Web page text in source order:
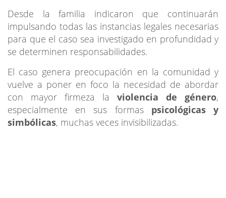
Desde la familia indicaron que continuarán
impulsando todas las instancias legales necesarias
para que el caso sea investigado en profundidad y
se determinen responsabilidades.
El caso genera preocupación en la comunidad y
vuelve a poner en foco la necesidad de abordar
con mayor firmeza la violencia de género,
especialmente en sus formas psicológicas y
simbólicas, muchas veces invisibilizadas.